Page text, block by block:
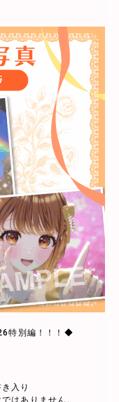
特別編！！！◆
入り
はありません。